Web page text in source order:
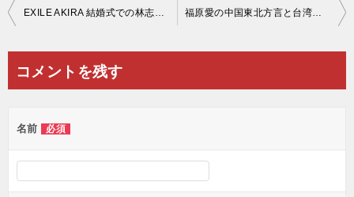
投
ビ
ー
シ
ョ
EXILE AKIRA 結婚式での林志玲への愛の誓いが感動的！：あなたを世界一幸せにします。中国語では”我会让你成为全世界最幸福的人” 福原愛の中国東北方言と台湾方言を交えたトークに会場爆笑―というので聞いてみた：kuǎiは東北方言で盛饭の意味らしい
コメントを残す
名前 必須